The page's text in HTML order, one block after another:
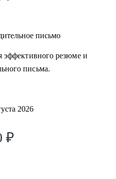
письмо
эффективного резюме и
письма.
2026
₽